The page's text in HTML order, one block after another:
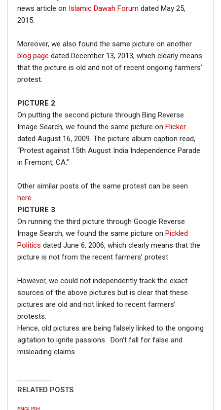
news article on Islamic Dawah Forum dated May 25,
2015.
Moreover, we also found the same picture on another
blog page dated December 13, 2013, which clearly means
that the picture is old and not of recent ongoing farmers’
protest.
PICTURE 2
On putting the second picture through Bing Reverse
Image Search, we found the same picture on Flicker
dated August 16, 2009. The picture album caption read,
“Protest against 15th August India Independence Parade
in Fremont, CA.”
Other similar posts of the same protest can be seen
here.
PICTURE 3
On running the third picture through Google Reverse
Image Search, we found the same picture on Pickled
Politics dated June 6, 2006, which clearly means that the
picture is not from the recent farmers’ protest.
However, we could not independently track the exact
sources of the above pictures but is clear that these
pictures are old and not linked to recent farmers’
protests.
Hence, old pictures are being falsely linked to the ongoing
agitation to ignite passions. Don’t fall for false and
misleading claims.
RELATED POSTS